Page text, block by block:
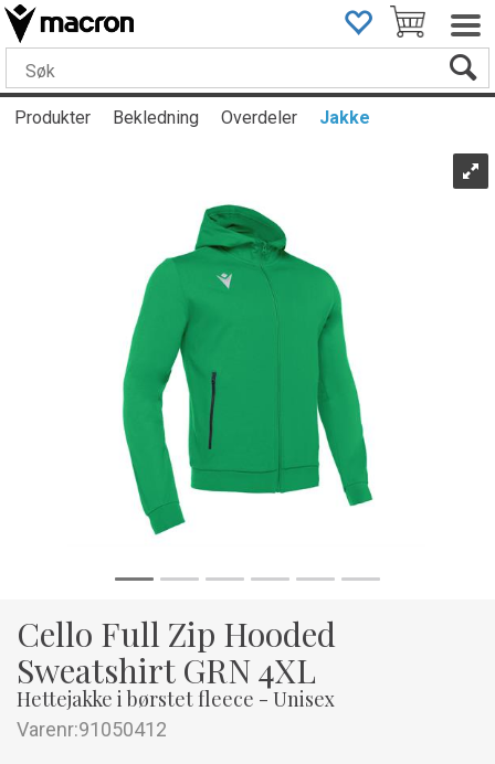
Produkter Bekledning Overdeler Jakke
Cello Full Zip Hooded
Sweatshirt GRN 4XL
Hettejakke i børstet fleece - Unisex
Varenr:91050412